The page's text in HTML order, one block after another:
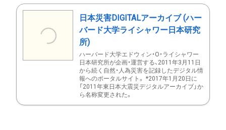
日本災害DIGITALアーカイブ (ハー
バード大学ライシャワー日本研究
所)
ハーバード大学エドウィン・O・ライシャワー
日本研究所が企画・運営する、2011年3月11日
から続く自然・人為災害を記録したデジタル情
報へのポータルサイト。 *2017年1月20日に
「2011年東日本大震災デジタルアーカイブ」か
ら名称変更された。